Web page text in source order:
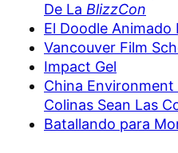
De La BlizzCon
El Doodle
Vancouver Film
Impact Gel
China
Colinas Sean Las
Batallando para